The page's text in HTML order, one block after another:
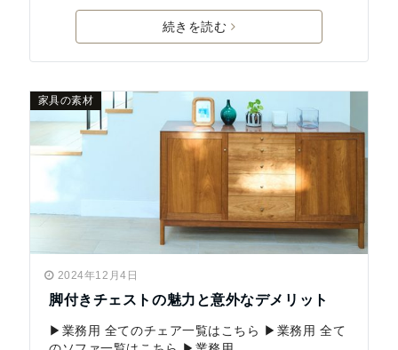
続きを読む
家具の素材
2024年12月4日
脚付きチェストの魅力と意外なデメリット
▶業務用 全てのチェア一覧はこちら ▶業務用 全て